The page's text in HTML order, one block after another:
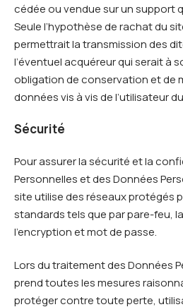
cédée ou vendue sur un support
Seule l’hypothèse de rachat du
permettrait la transmission des
l’éventuel acquéreur qui serait à
obligation de conservation et de
données vis à vis de l’utilisateur
Sécurité
Pour assurer la sécurité et la
Personnelles et des Données
site utilise des réseaux protégés
standards tels que par pare-feu,
l’encryption et mot de passe.
Lors du traitement des Données
prend toutes les mesures
protéger contre toute perte,